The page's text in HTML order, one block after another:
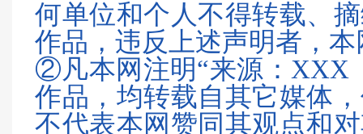
何单位和个人不得转载、
作品，违反上述声明者，
②凡本网注明“来源：XXX
作品，均转载自其它媒体
不代表本网赞同其观点和